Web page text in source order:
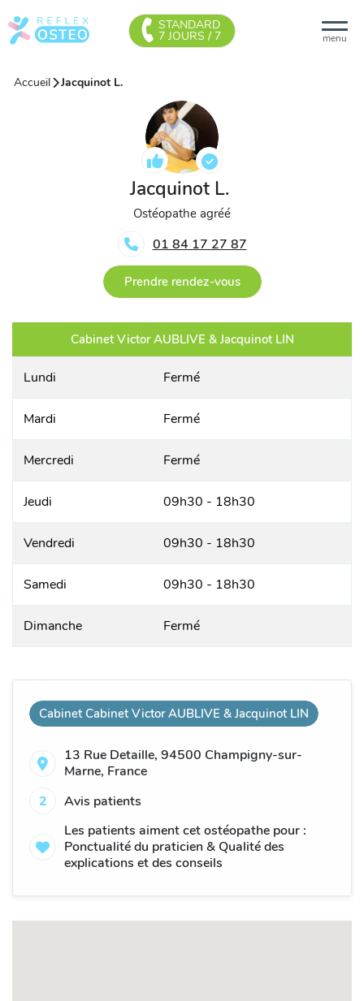
menu
STANDARD
7 JOURS / 7
Accueil Jacquinot L.
Jacquinot L.
Ostéopathe agréé
01 84 17 27 87
Prendre rendez-vous
Cabinet Cabinet Victor AUBLIVE & Jacquinot LIN
13 Rue Detaille, 94500 Champigny-sur-
Marne, France
2
Avis patients
Les patients aiment cet ostéopathe pour :
Ponctualité du praticien & Qualité des
explications et des conseils
Cabinet Victor AUBLIVE & Jacquinot LIN
Lundi Fermé
Mardi Fermé
Mercredi Fermé
Jeudi 09h30 - 18h30
Vendredi 09h30 - 18h30
Samedi 09h30 - 18h30
Dimanche Fermé